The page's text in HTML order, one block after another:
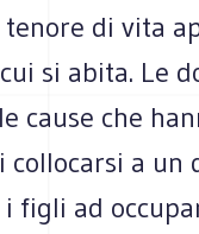
di vita
si abita. Le
cause che
collocarsi a
figli ad